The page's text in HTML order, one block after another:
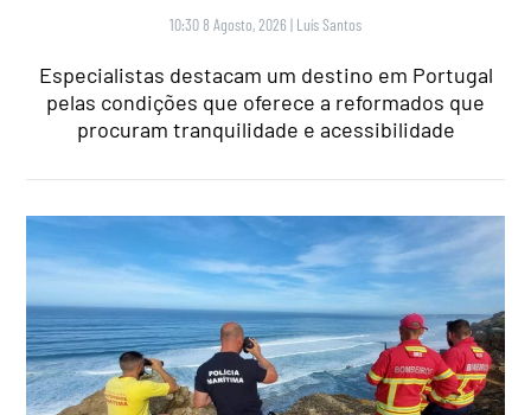
10:30 8 Agosto, 2026 | Luís Santos
Especialistas destacam um destino em Portugal
pelas condições que oferece a reformados que
procuram tranquilidade e acessibilidade